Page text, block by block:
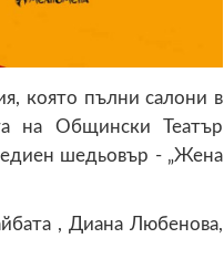
която пълни салони в
на Общински Театър
шедьовър - „Жена
, Диана Любенова,